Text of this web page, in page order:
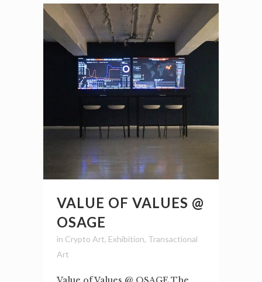
VALUE OF VALUES @
OSAGE
in Crypto Art, Exhibition, Transactional
Art